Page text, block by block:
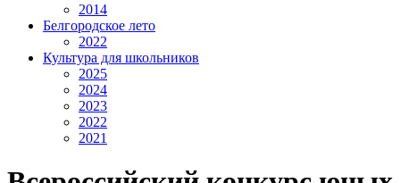
2014
Белгородское лето
2022
Культура для школьников
2025
2024
2023
2022
2021